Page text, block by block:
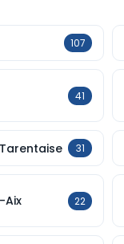
107
41
31
Aix 22